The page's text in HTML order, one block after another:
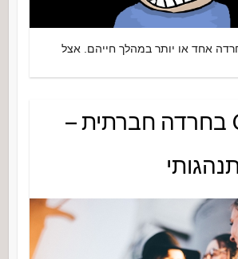
אחד או יותר במהלך חייהם. אצל
טיפול CBT בחרדה חברתית –